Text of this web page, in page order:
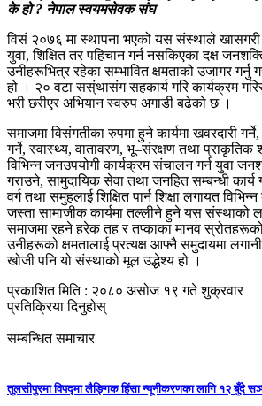
के हो ? नेपाल स्वयमसेवक संघ
विसं २०७६ मा स्थापना भएको यस संस्थाले खासगरी
युवा, शिक्षित तर पहिचान गर्न नसकिएका दक्ष
उनीहरूभित्र रहेका सम्भावित क्षमताको उजागर
हो । २० वटा सस्ंथासंग सहकार्य गरि कार्यक्रम
भरी छरीएर अभियान स्वरुप अगाडी बढेको छ ।
समाजमा विसंगतीका रुपमा हुने कार्यमा खवरदारी
गर्ने, स्वास्थ्य, वातावरण, भू–संरक्षण तथा प्राकृतिक
विभिन्न जनउपयोगी कार्यक्रम संचालन गर्न युवा
गराउने, सामुदायिक सेवा तथा जनहित सम्बन्धी
वर्ग तथा समुहलाई शिक्षित पार्न शिक्षा लगायत
जस्ता सामाजीक कार्यमा तल्लीने हुने यस संस्थाको
समाजमा रहने हरेक तह र तप्काका मानव
उनीहरूको क्षमतालाई प्रत्यक्ष आफ्नै समुदायमा
खोजी पनि यो संस्थाको मूल उद्धेश्य हो ।
प्रकाशित मिति : २०८० असोज १९ गते शुक्रवार
प्रतिक्रिया दिनुहोस्
सम्बन्धित समाचार
तुलसीपुरमा विपद्मा लैङ्गिक हिंसा न्यूनीकरणका लागि १२ बुँदे